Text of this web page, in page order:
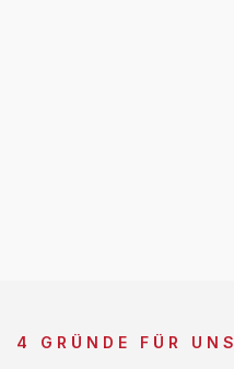
4 GRÜNDE FÜR UNS